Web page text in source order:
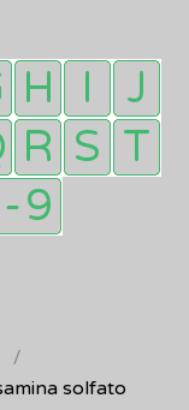
solfato